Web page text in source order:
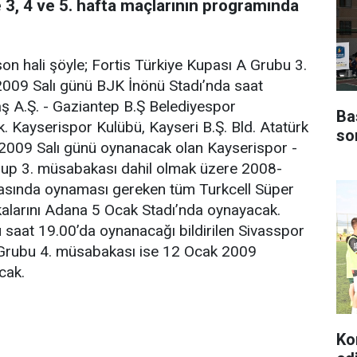
4 ve 5. hafta maçlarının programında
hali şöyle; Fortis Türkiye Kupası A Grubu 3.
Salı günü BJK İnönü Stadı’nda saat
A.Ş. - Gaziantep B.Ş Belediyespor
Kayserispor Kulübü, Kayseri B.Ş. Bld. Atatürk
2009 Salı günü oynanacak olan Kayserispor -
3. müsabakası dahil olmak üzere 2008-
oynaması gereken tüm Turkcell Süper
Adana 5 Ocak Stadı’nda oynayacak.
19.00’da oynanacağı bildirilen Sivasspor
4. müsabakası ise 12 Ocak 2009